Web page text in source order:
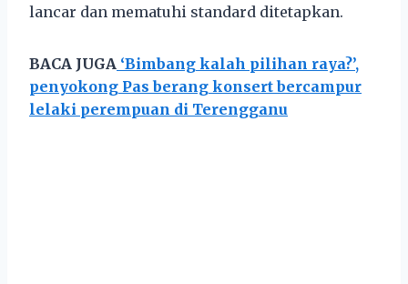
lancar dan mematuhi standard ditetapkan.
BACA JUGA ‘Bimbang kalah pilihan raya?’,
penyokong Pas berang konsert bercampur
lelaki perempuan di Terengganu